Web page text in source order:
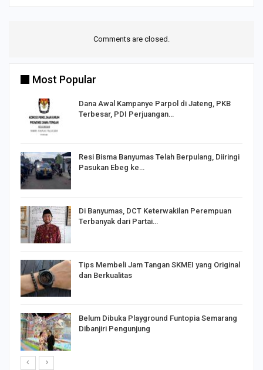
Comments are closed.
Most Popular
Dana Awal Kampanye Parpol di Jateng, PKB
Terbesar, PDI Perjuangan…
Resi Bisma Banyumas Telah Berpulang, Diiringi
Pasukan Ebeg ke…
Di Banyumas, DCT Keterwakilan Perempuan
Terbanyak dari Partai…
Tips Membeli Jam Tangan SKMEI yang Original
dan Berkualitas
Belum Dibuka Playground Funtopia Semarang
Dibanjiri Pengunjung